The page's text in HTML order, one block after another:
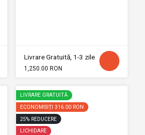
Livrare Gratuită, 1-3 zile
1,250.00 RON
LIVRARE GRATUITĂ
ECONOMISIȚI 316.00 RON
25% REDUCERE
LICHIDARE